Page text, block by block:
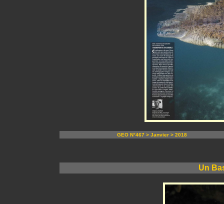
GEO N°467 > Janvier > 2018
Un